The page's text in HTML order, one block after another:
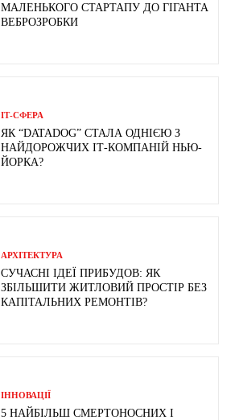
МАЛЕНЬКОГО СТАРТАПУ ДО ГІГАНТА
ВЕБРОЗРОБКИ
ІТ-СФЕРА
ЯК “DATADOG” СТАЛА ОДНІЄЮ З
НАЙДОРОЖЧИХ ІТ-КОМПАНІЙ НЬЮ-
ЙОРКА?
АРХІТЕКТУРА
СУЧАСНІ ІДЕЇ ПРИБУДОВ: ЯК
ЗБІЛЬШИТИ ЖИТЛОВИЙ ПРОСТІР БЕЗ
КАПІТАЛЬНИХ РЕМОНТІВ?
ІННОВАЦІЇ
5 НАЙБІЛЬШ СМЕРТОНОСНИХ І